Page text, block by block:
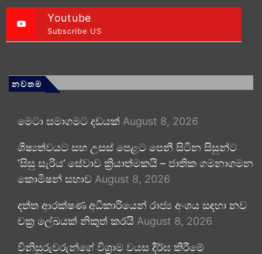
Youtube
Subscribe US
නවතම
මෙටා සමාගමට දඩයක් August 8, 2026
ශිෂ්‍යත්වයට සහ උසස් පෙළට පෙනී සිටින සිසුන්ට
‘සිසු සැරිය’ සේවාව ක්‍රියාත්මකයි – ජාතික ගමනාගමන
කොමිෂන් සභාව August 8, 2026
දත්ත ආරක්ෂණ අධිකාරියෙන් රාජ්‍ය අංශය සඳහා නව
චක්‍ර ලේඛයක් නිකුත් කරයි August 8, 2026
විනිසුරුවරුන්ගේ විශ්‍රාම වයස දීර්ඝ කිරීමේ